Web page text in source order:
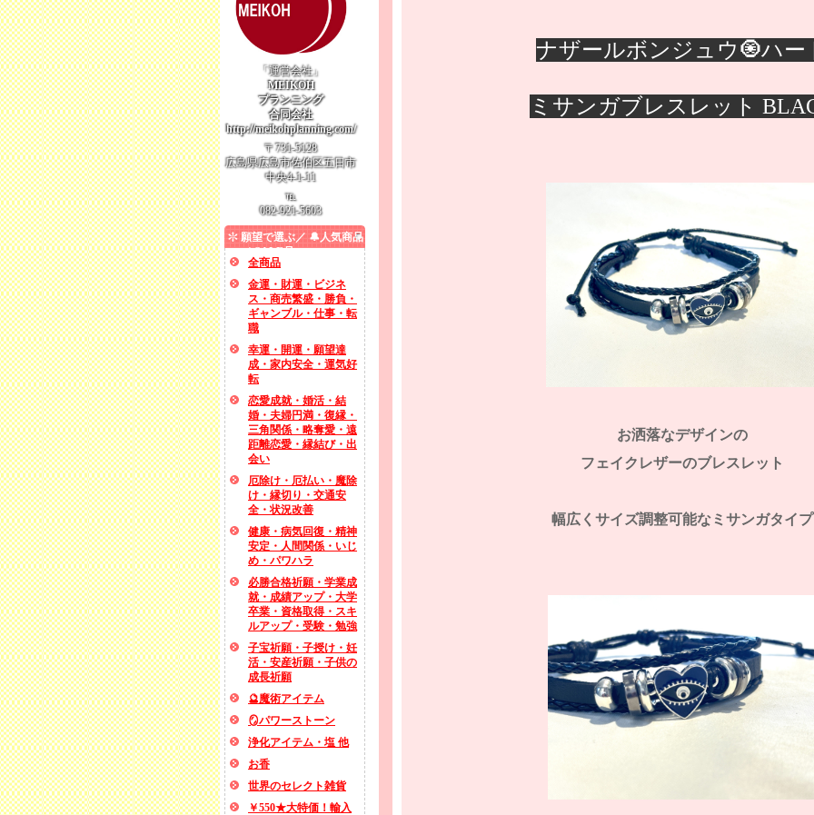
「運営会社」
MEIKOH
プランニング
合同会社
http://meikohplanning.com/
〒731-5128
広島県広島市佐伯区五日市
中央4-1-11
℡
082-921-5603
願望で選ぶ／ 🔔人気商品
／ SALE品
全商品
金運・財運・ビジネ
ス・商売繁盛・勝負・
ギャンブル・仕事・転
職
幸運・開運・願望達
成・家内安全・運気好
転
恋愛成就・婚活・結
婚・夫婦円満・復縁・
三角関係・略奪愛・遠
距離恋愛・縁結び・出
会い
厄除け・厄払い・魔除
け・縁切り・交通安
全・状況改善
健康・病気回復・精神
安定・人間関係・いじ
め・パワハラ
必勝合格祈願・学業成
就・成績アップ・大学
卒業・資格取得・スキ
ルアップ・受験・勉強
子宝祈願・子授け・妊
活・安産祈願・子供の
成長祈願
🔮魔術アイテム
🪞パワーストーン
浄化アイテム・塩 他
お香
世界のセレクト雑貨
￥550★大特価！輸入
ナザールボンジュウ🧿ハー
ミサンガブレスレット
お洒落なデザインの
フェイクレザーのブレスレット
幅広くサイズ調整可能なミサンガタイプ